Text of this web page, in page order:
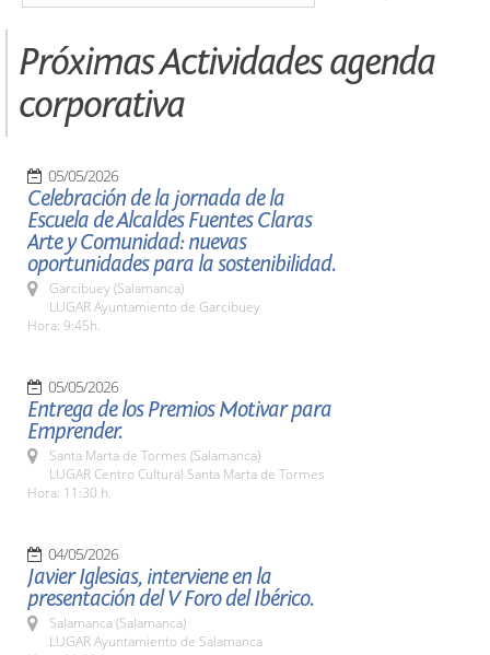
Próximas Actividades agenda
corporativa
05/05/2026
Celebración de la jornada de la
Escuela de Alcaldes Fuentes Claras
Arte y Comunidad: nuevas
oportunidades para la sostenibilidad.
Garcibuey (Salamanca)
LUGAR Ayuntamiento de Garcibuey
Hora: 9:45h.
05/05/2026
Entrega de los Premios Motivar para
Emprender.
Santa Marta de Tormes (Salamanca)
LUGAR Centro Cultural Santa Marta de Tormes
Hora: 11:30 h.
04/05/2026
Javier Iglesias, interviene en la
presentación del V Foro del Ibérico.
Salamanca (Salamanca)
LUGAR Ayuntamiento de Salamanca